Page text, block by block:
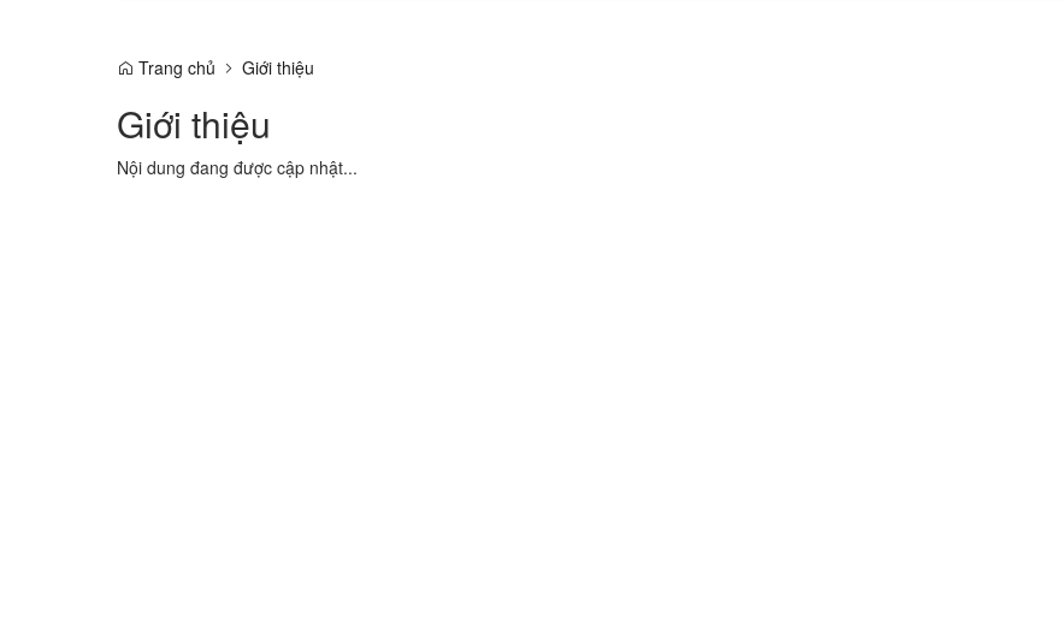
Trang chủ Giới thiệu
Giới thiệu
Nội dung đang được cập nhật...